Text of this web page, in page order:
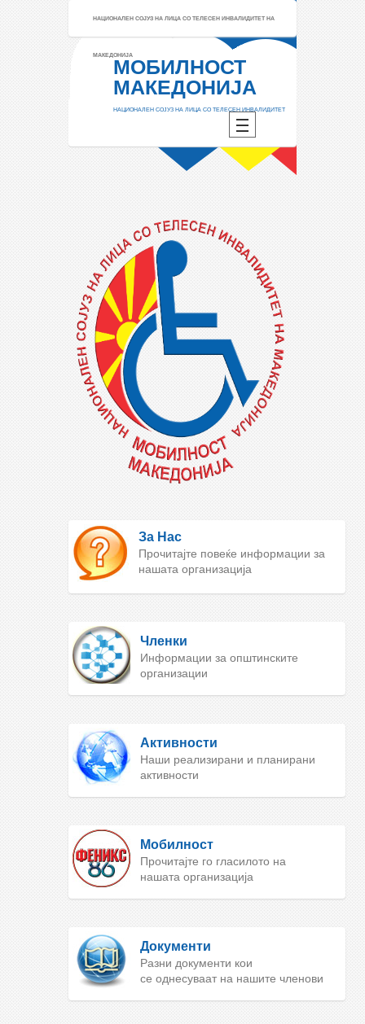
НАЦИОНАЛЕН СОЈУЗ НА ЛИЦА СО ТЕЛЕСЕН ИНВАЛИДИТЕТ НА
МАКЕДОНИЈА
МОБИЛНОСТ
МАКЕДОНИЈА
НАЦИОНАЛЕН СОЈУЗ НА ЛИЦА СО ТЕЛЕСЕН ИНВАЛИДИТЕТ
За Нас
Прочитајте повеќе информации за
нашата организација
Членки
Информации за општинските
организации
Активности
Наши реализирани и планирани
активности
Мобилност
Прочитајте го гласилото на
нашата организација
Документи
Разни документи кои
се однесуваат на нашите членови